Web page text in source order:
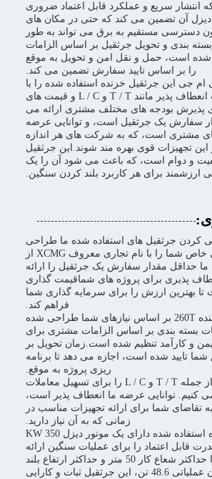
انتشار سریع و عملکرد قابل اعتماد ضروری
دیزل آن تضمین می کند که حتی در مکان های
دسترسی مستقیم به برق می تواند به طور
بندی و تحویل جرثقیل بر اساس الزامات
است، حمل و نقل امن و تحویل به موقع
را بر اساس تایید سفارش تضمین می کند.
جی این جرثقیل خزنده استفاده شده را با
شرایط پرداخت انعطاف پذیر مانند T / T و L / C و قیمت های
پذیرش بودجه های مختلف مشتری ارائه می
سفارش یک جرثقیل است، و توانایی عرضه
مشتری است، که به شرکت های هر اندازه
این تجهیزات قوی بهره مند شوند.این جرثقیل
و دوام است، که باعث می شود آن را یک
ارزشمند برای هر کاربرد بلند کردن سنگین.
کردن جرثقیل های استفاده شده ما طراحی
شده اند تا نیازهای خاص شما را با نام تجاری معروف XCMG از
ما حداقل مقدار سفارش یک جرثقیل را ارائه
پذیری برای پروژه های شماقیمت گذاری
تا بهترین ارزش را برای سرمایه گذاری شما
فراهم کند.
هر جرثقیل کشنده 260T بر اساس نیازهای شما طراحی شده
بسته بندی بر اساس الزامات مشتری برای
و کارآمد تنظیم شده است.زمان تحویل بر
تایید شده است، اجازه می دهد تا برنامه
ریزی پروژه به موقع.
ما شرایط پرداخت از جمله T / T و L / C را برای تسهیل معاملات
کنیم. توانایی عرضه ما انعطاف پذیر است،
تقاضای شما برای ارائه تجهیزات مناسب در
زمانی که به آن نیاز دارید.
جرثقیل خزنده استفاده شده دارای یک موتور دیزل 350 KW
قابل اعتماد را برای عملیات سنگین ارائه
می دهد.آن را با حداکثر شعاع کار 50 متر و حداکثر ارتفاع بلند
کردن 30 متربا وزن عملیاتی 48.6 تن، این جرثقیل ثبات و کارایی